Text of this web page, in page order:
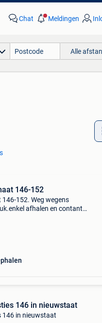
Chat Meldingen
Alle
146-152
152. Weg wegens
afhalen en contant
146 in nieuwstaat
146 in nieuwstaat